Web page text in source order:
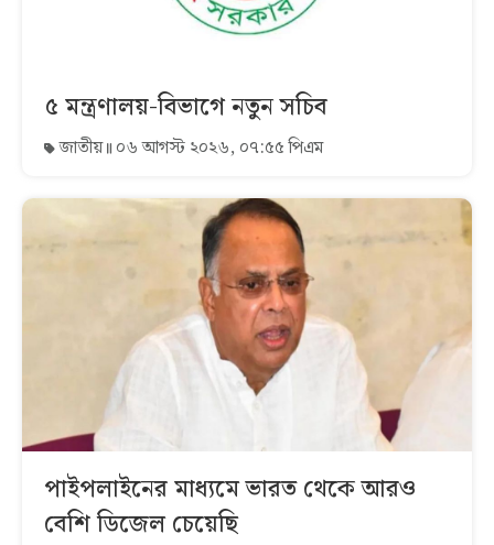
৫ মন্ত্রণালয়-বিভাগে নতুন সচিব
জাতীয় ০৬ আগস্ট ২০২৬, ০৭:৫৫ পিএম
পাইপলাইনের মাধ্যমে ভারত থেকে আরও
বেশি ডিজেল চেয়েছি